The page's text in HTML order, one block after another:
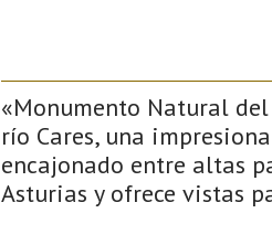
«Monumento Natural
río Cares, una
encajonado entre altas
Asturias y ofrece vistas